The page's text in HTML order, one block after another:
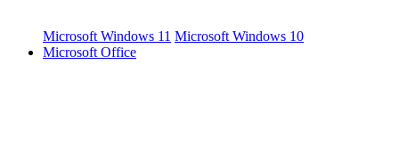
Microsoft Windows 11 Microsoft Windows 10
Microsoft Office